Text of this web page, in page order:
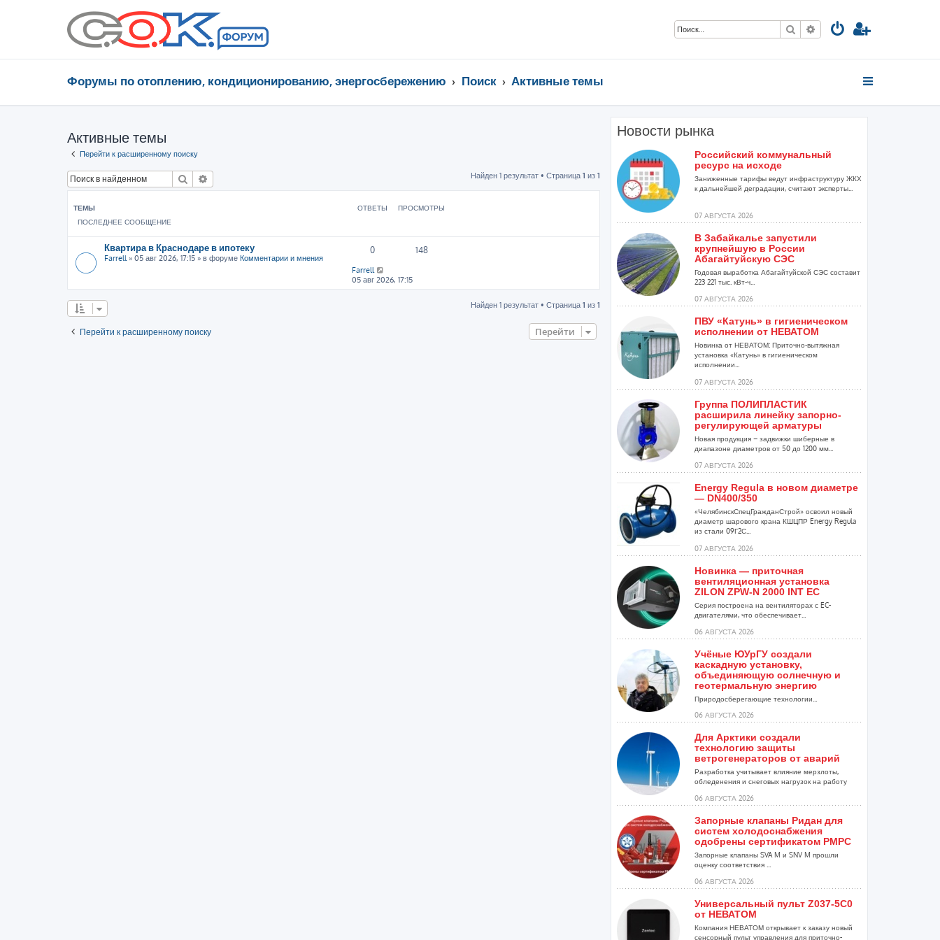
Поиск Расширенный поиск
Форумы по отоплению, кондиционированию, энергосбережению Поиск Активные темы
Активные темы
Перейти к расширенному поиску
Поиск Найден 1 результат • Страница 1 из 1
ТЕМЫ ОТВЕТЫ
ПРОСМОТРЫ
ПОСЛЕДНЕЕ СООБЩЕНИЕ
Квартира в Краснодаре в ипотеку
Farrell » 05 авг 2026, 17:15 » в форуме Комментарии и мнения
0 148
Farrell
05 авг 2026, 17:15
Найден 1 результат • Страница 1 из 1
Перейти к расширенному поиску Перейти
Новости рынка
Российский коммунальный
ресурс на исходе
Заниженные тарифы ведут инфраструктуру ЖКХ
к дальнейшей деградации, считают эксперты...
07 АВГУСТА 2026
В Забайкалье запустили
крупнейшую в России
Абагайтуйскую СЭС
Годовая выработка Абагайтуйской СЭС составит
223 221 тыс. кВт-ч...
07 АВГУСТА 2026
ПВУ «Катунь» в гигиеническом
исполнении от НЕВАТОМ
Новинка от НЕВАТОМ: Приточно-вытяжная
установка «Катунь» в гигиеническом
исполнении...
07 АВГУСТА 2026
Группа ПОЛИПЛАСТИК
расширила линейку запорно-
регулирующей арматуры
Новая продукция – задвижки шиберные в
диапазоне диаметров от 50 до 1200 мм...
07 АВГУСТА 2026
Energy Regula в новом диаметре
— DN400/350
«ЧелябинскСпецГражданСтрой» освоил новый
диаметр шарового крана КШЦПР Energy Regula
из стали 09Г2С...
07 АВГУСТА 2026
Новинка — приточная
вентиляционная установка
ZILON ZPW-N 2000 INT EC
Серия построена на вентиляторах с EC-
двигателями, что обеспечивает...
06 АВГУСТА 2026
Учёные ЮУрГУ создали
каскадную установку,
объединяющую солнечную и
геотермальную энергию
Природосберегающие технологии...
06 АВГУСТА 2026
Для Арктики создали
технологию защиты
ветрогенераторов от аварий
Разработка учитывает влияние мерзлоты,
обледенения и снеговых нагрузок на работу
06 АВГУСТА 2026
Запорные клапаны Ридан для
систем холодоснабжения
одобрены сертификатом РМРС
Запорные клапаны SVA M и SNV M прошли
оценку соответствия ...
06 АВГУСТА 2026
Универсальный пульт Z037-5C0
от НЕВАТОМ
Компания НЕВАТОМ открывает к заказу новый
сенсорный пульт управления для приточно-